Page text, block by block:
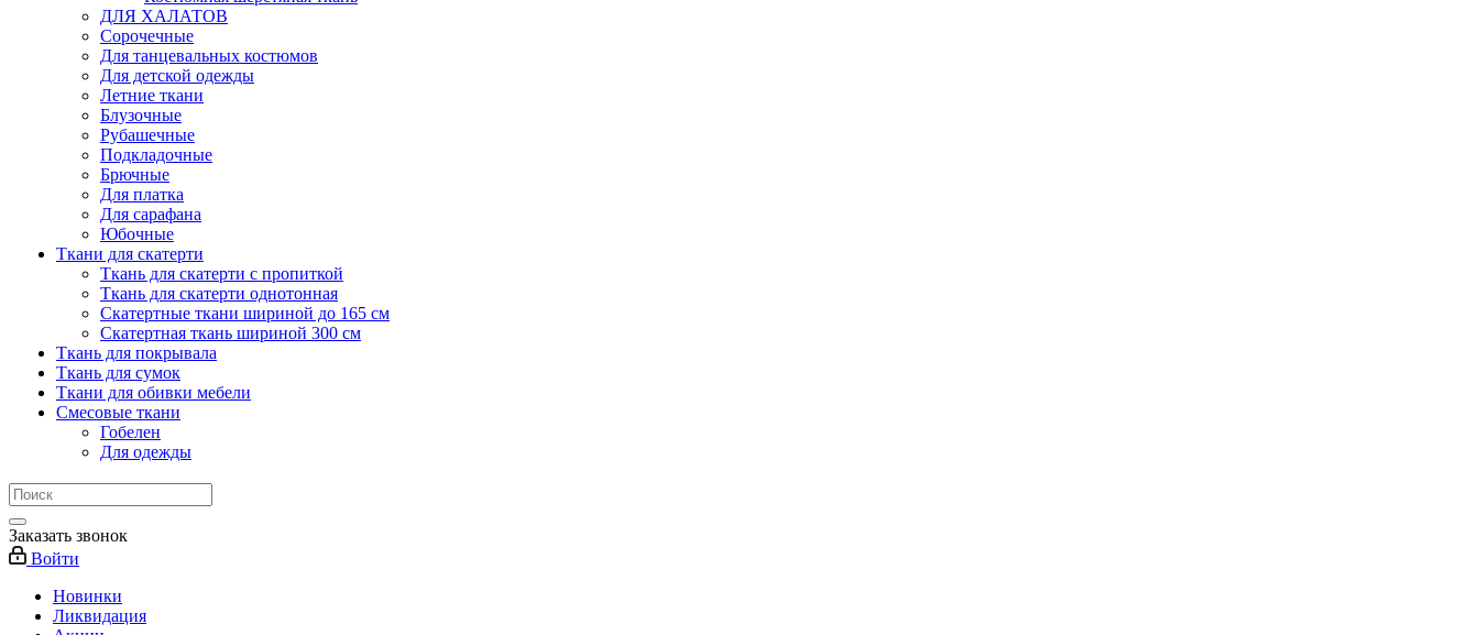
ДЛЯ ХАЛАТОВ
Сорочечные
Для танцевальных костюмов
Для детской одежды
Летние ткани
Блузочные
Рубашечные
Подкладочные
Брючные
Для платка
Для сарафана
Юбочные
Ткани для скатерти
Ткань для скатерти с пропиткой
Ткань для скатерти однотонная
Скатертные ткани шириной до 165 см
Скатертная ткань шириной 300 см
Ткань для покрывала
Ткань для сумок
Ткани для обивки мебели
Смесовые ткани
Гобелен
Для одежды
Заказать звонок
Войти
Новинки
Ликвидация